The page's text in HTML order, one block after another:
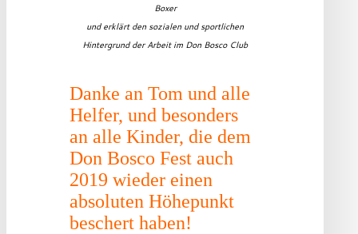
Boxer
und erklärt den sozialen und sportlichen
Hintergrund der Arbeit im Don Bosco Club
Danke an Tom und alle
Helfer, und besonders
an alle Kinder, die dem
Don Bosco Fest auch
2019 wieder einen
absoluten Höhepunkt
beschert haben!